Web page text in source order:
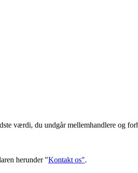
værdi, du undgår mellemhandlere og
herunder "Kontakt os".